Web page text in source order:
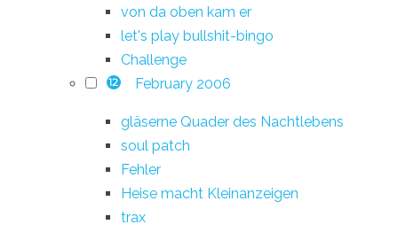
von da oben kam er
let's play bullshit-bingo
Challenge
12 February 2006
gläserne Quader des Nachtlebens
soul patch
Fehler
Heise macht Kleinanzeigen
trax